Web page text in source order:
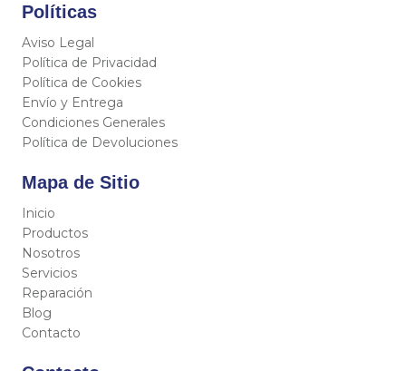
Políticas
Aviso Legal
Política de Privacidad
Política de Cookies
Envío y Entrega
Condiciones Generales
Política de Devoluciones
Mapa de Sitio
Inicio
Productos
Nosotros
Servicios
Reparación
Blog
Contacto